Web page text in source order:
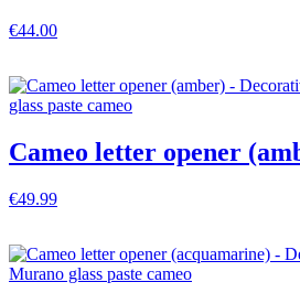
€44.00
Cameo letter opener
€49.99